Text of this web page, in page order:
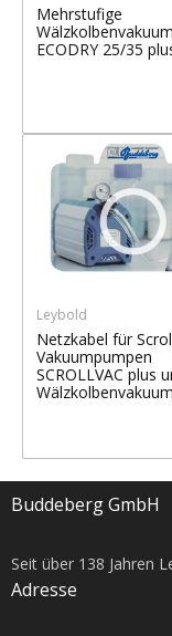
Mehrstufige
ECODRY 25/35
Leybold
Netzkabel für
Vakuumpumpen
SCROLLVAC plus
Buddeberg GmbH
Seit über 138 Jahren
Adresse